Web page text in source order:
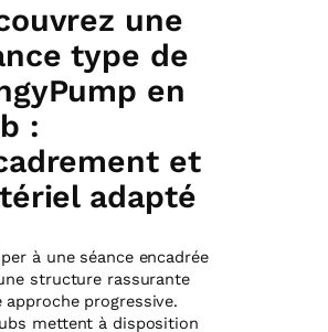
une
type de
en
:
et
adapté
à une séance encadrée
structure rassurante
approche progressive.
mettent à disposition